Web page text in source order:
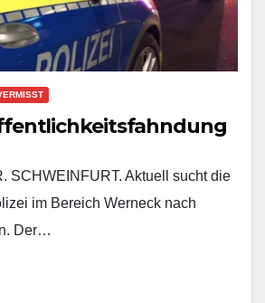
SCHWEINFURT. Aktuell sucht die
im Bereich Werneck nach
Der…